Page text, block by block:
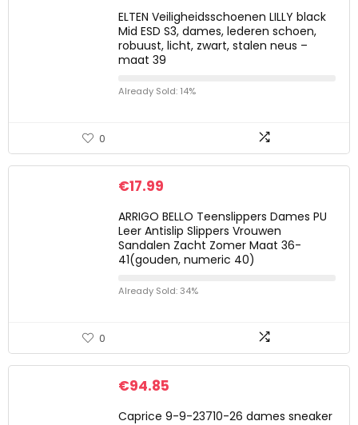
ELTEN Veiligheidsschoenen LILLY black
Mid ESD S3, dames, lederen schoen,
robuust, licht, zwart, stalen neus –
maat 39
Already Sold: 14%
0
€17.99
ARRIGO BELLO Teenslippers Dames PU
Leer Antislip Slippers Vrouwen
Sandalen Zacht Zomer Maat 36-
41(gouden, numeric 40)
Already Sold: 34%
0
€94.85
Caprice 9-9-23710-26 dames sneaker